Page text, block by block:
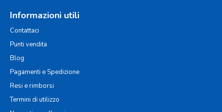
Informazioni utili
Contattaci
Punti vendita
Blog
Pagamenti e Spedizione
Resi e rimborsi
Termini di utilizzo